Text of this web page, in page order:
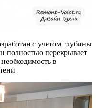
с учетом глубины
полностью перекрывает
в